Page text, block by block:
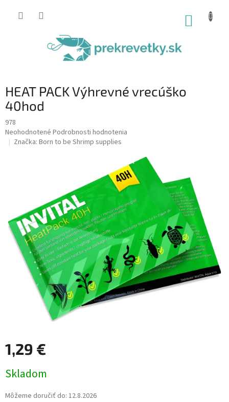
HEAT PACK Výhrevné vrecúško
40hod
978
Priemerné
hodnotenie
Neohodnotené Podrobnosti hodnotenia
Značka: Born to be Shrimp supplies
1,29 €
cena:
Skladom
Môžeme doručiť do: 12.8.2026